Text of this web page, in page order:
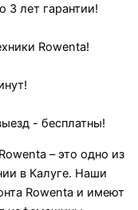
3 лет гарантии!
Rowenta!
- бесплатны!
– это одно из
в Калуге. Наши
Rowenta и имеют